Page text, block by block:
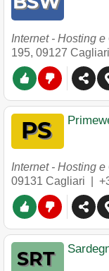
Internet - Hosting
195, 09127 Cagliari
Internet - Hosting
09131 Cagliari